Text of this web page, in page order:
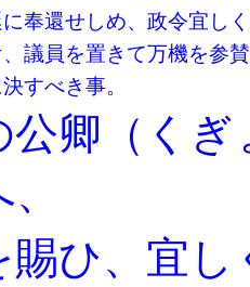
奉還せしめ、政令宜し
議員を置きて万機を参
すべき事。
公卿（く
ひ、宜し